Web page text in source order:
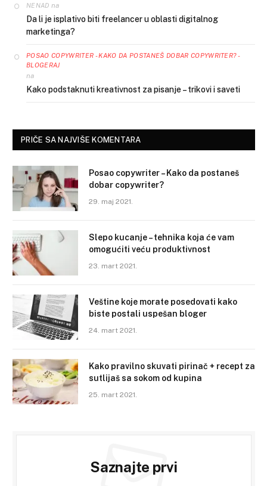
NENAD na
Da li je isplativo biti freelancer u oblasti digitalnog
marketinga?
POSAO COPYWRITER - KAKO DA POSTANEŠ DOBAR COPYWRITER? -
BLOGERAJ
na
Kako podstaknuti kreativnost za pisanje – trikovi i saveti
PRIČE SA NAJVIŠE KOMENTARA
Posao copywriter – Kako da postaneš
dobar copywriter?
29. maj 2021.
Slepo kucanje – tehnika koja će vam
omogućiti veću produktivnost
23. mart 2021.
Veštine koje morate posedovati kako
biste postali uspešan bloger
24. mart 2021.
Kako pravilno skuvati pirinač + recept za
sutlijaš sa sokom od kupina
25. mart 2021.
Saznajte prvi